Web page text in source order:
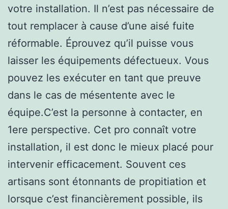
votre installation. Il n’est pas nécessaire de
tout remplacer à cause d’une aisé fuite
réformable. Éprouvez qu’il puisse vous
laisser les équipements défectueux. Vous
pouvez les exécuter en tant que preuve
dans le cas de mésentente avec le
équipe.C’est la personne à contacter, en
1ere perspective. Cet pro connaît votre
installation, il est donc le mieux placé pour
intervenir efficacement. Souvent ces
artisans sont étonnants de propitiation et
lorsque c’est financièrement possible, ils